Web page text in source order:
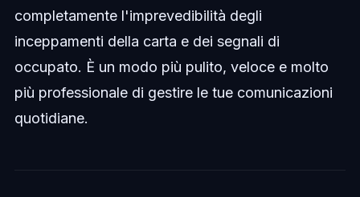
completamente l'imprevedibilità degli
inceppamenti della carta e dei segnali di
occupato. È un modo più pulito, veloce e molto
più professionale di gestire le tue comunicazioni
quotidiane.